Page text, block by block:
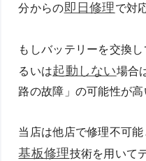
分からの即日修理で対
もしバッテリーを交換
るいは起動しない場合
路の故障」の可能性が高
当店は他店で修理不可
基板修理技術を用いて